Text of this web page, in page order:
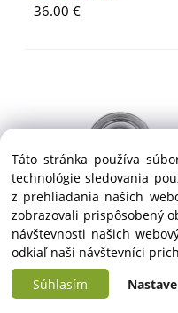
36.00 €
Naberačka na zmrzlinu,
Táto stránka používa
technológie sledovania
z prehliadania našich
zobrazovali prispôsobený
návštevnosti našich
odkiaľ naši návštevníci
Súhlasím